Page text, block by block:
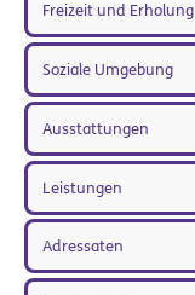
Freizeit und Erholung
Soziale Umgebung
Ausstattungen
Leistungen
Adressaten